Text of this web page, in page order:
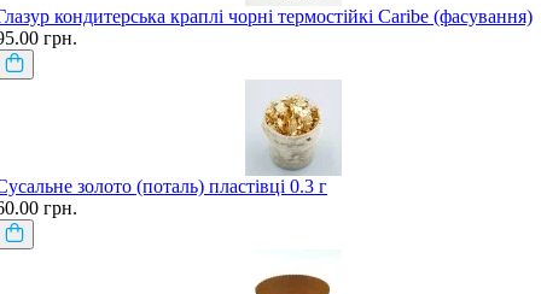
кондитерська краплі чорні термостійкі Caribe (фасування)
грн.
золото (поталь) пластівці 0.3 г
грн.